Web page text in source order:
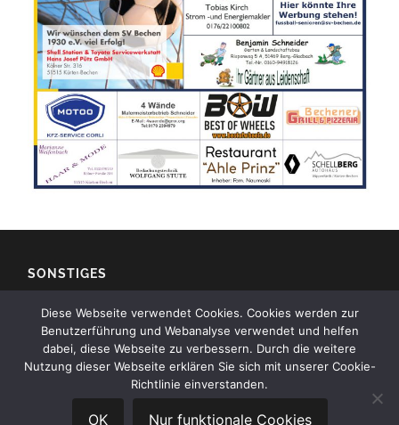
SONSTIGES
Impressum
Kontakt
Diese Webseite verwendet Cookies. Cookies werden zur
Benutzerführung und Webanalyse verwendet und helfen
dabei, diese Webseite zu verbessern. Durch die weitere
Nutzung dieser Webseite erklären Sie sich mit unserer Cookie-
Richtlinie einverstanden.
OK Nur funktionale Cookies